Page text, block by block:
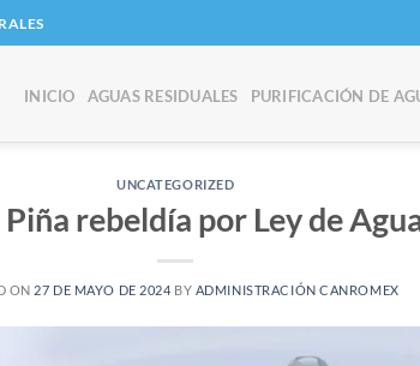
INICIO AGUAS RESIDUALES PURIFICACIÓN DE
UNCATEGORIZED
rebeldía por Ley de
ON 27 DE MAYO DE 2024 BY ADMINISTRACIÓN CANROMEX